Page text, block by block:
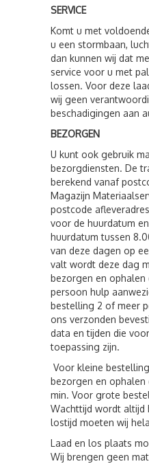
SERVICE
Komt u met
u een stormbaan,
dan kunnen wij dat
service voor u met
lossen. Voor deze
wij geen
beschadigingen aan
BEZORGEN
U kunt ook gebruik
bezorgdiensten. De
berekend vanaf
Magazijn
postcode
voor de huurdatum
huurdatum tussen
van deze dagen op
valt wordt deze dag
bezorgen en ophalen
persoon hulp
bestelling 2 of meer
ons verzonden
data en tijden die
toepassing zijn.
Voor kleine
bezorgen en ophalen
min. Voor grote
Wachttijd wordt altijd
lostijd moeten wij
Laad en los plaats
Wij brengen geen